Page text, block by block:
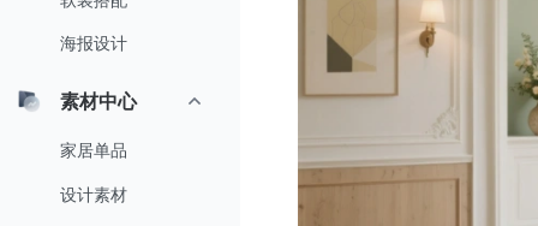
海报设计
素材中心
家居单品
设计素材